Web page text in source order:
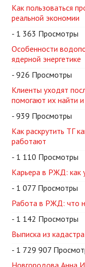
Как пользоваться
реальной экономии
- 1 363 Просмотры
Особенности
ядерной энергетике
- 926 Просмотры
Клиенты уходят
помогают их найти и
- 939 Просмотры
Как раскрутить ТГ
работают
- 1 110 Просмотры
Карьера в РЖД: как
- 1 077 Просмотры
Работа в РЖД: что
- 1 142 Просмотры
Выписка из
- 1 729 907
Новгородова Анна